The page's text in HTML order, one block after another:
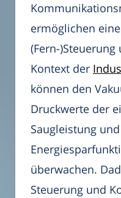
ermöglichen
(Fern-
Kontext der
können den
Druckwerte der
Saugleistung
überwachen.
Steuerung und